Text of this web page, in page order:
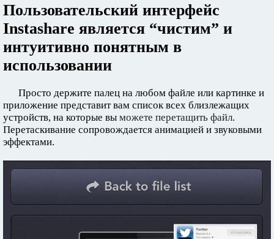
Пользовательский интерфейс
Instashare является “чистим” и
интуитивно понятным в
использовании
Просто держите палец на любом файле или картинке и
приложение представит вам список всех близлежащих
устройств, на которые вы можете перетащить файл.
Перетаскивание сопровождается анимацией и звуковыми
эффектами.